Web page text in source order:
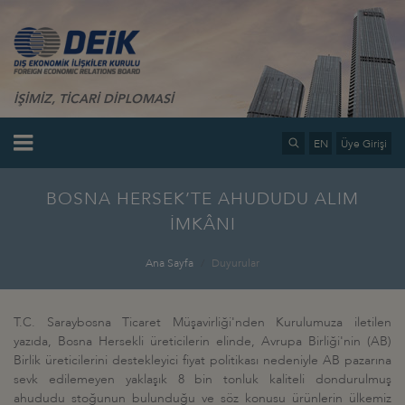
İŞİMİZ, TİCARİ DİPLOMASİ
EN Üye Girişi
BOSNA HERSEK’TE AHUDUDU ALIM
İMKÂNI
Ana Sayfa Duyurular
T.C. Saraybosna Ticaret Müşavirliği'nden Kurulumuza iletilen
yazıda, Bosna Hersekli üreticilerin elinde, Avrupa Birliği'nin (AB)
Birlik üreticilerini destekleyici fiyat politikası nedeniyle AB pazarına
sevk edilemeyen yaklaşık 8 bin tonluk kaliteli dondurulmuş
ahududu stoğunun bulunduğu ve söz konusu ürünlerin ülkemiz